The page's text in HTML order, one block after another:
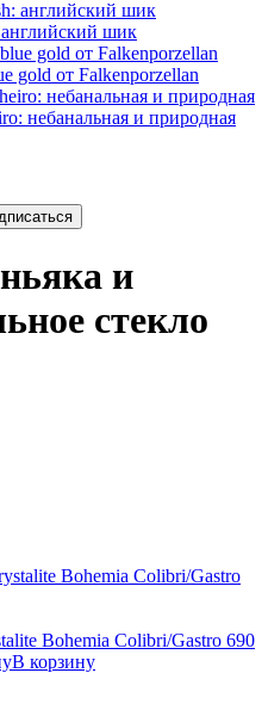
шик
gold от Falkenporzellan
небанальная и природная
и
стекло
Bohemia Colibri/Gastro 690
В корзину